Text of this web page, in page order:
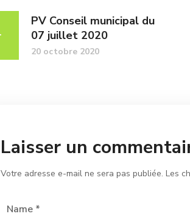
PV Conseil municipal du
07 juillet 2020
20 octobre 2020
Laisser un
Votre adresse e-mail ne sera pas publiée. Les